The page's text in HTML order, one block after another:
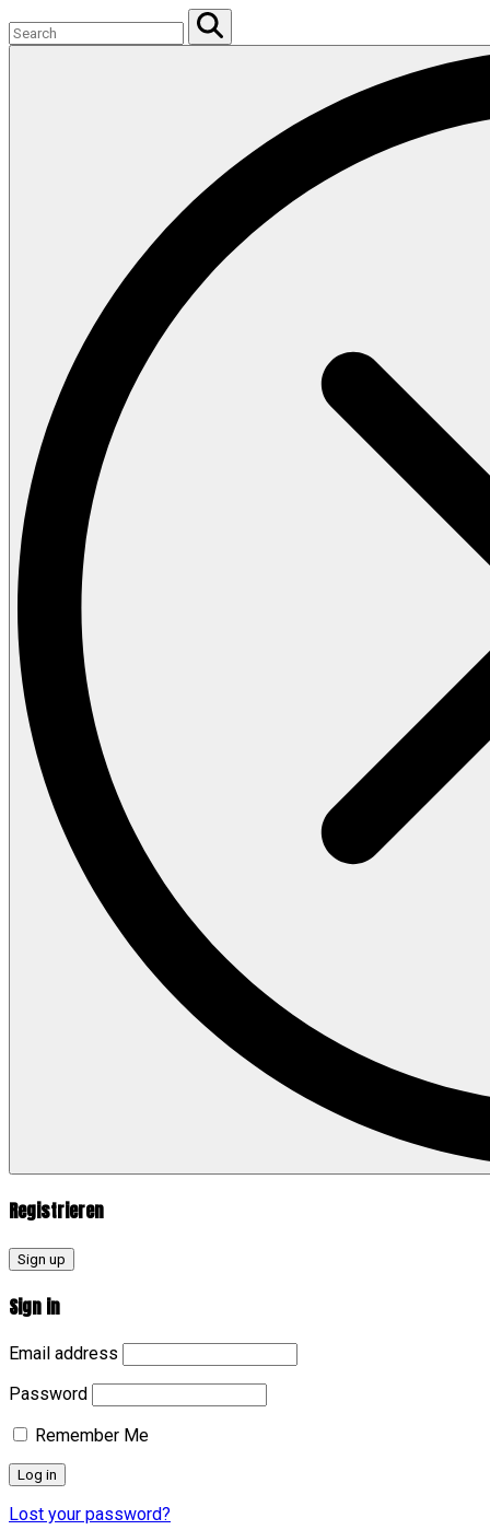
Search
Search
for:
Registrieren
Sign up
Sign in
Email address
Password
Remember Me
Lost your password?